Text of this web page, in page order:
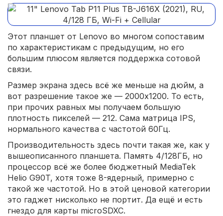
Этот планшет от Lenovo во многом сопоставим
по характеристикам с предыдущим, но его
большим плюсом является поддержка сотовой
связи.
Размер экрана здесь всё же меньше на дюйм, а
вот разрешение такое же — 2000x1200. То есть,
при прочих равных мы получаем большую
плотность пикселей — 212. Сама матрица IPS,
нормального качества с частотой 60Гц.
Производительность здесь почти такая же, как у
вышеописанного планшета. Память 4/128ГБ, но
процессор всё же более бюджетный MediaTek
Helio G90T, хотя тоже 8-ядерный, примерно с
такой же частотой. Но в этой ценовой категории
это гаджет нисколько не портит. Да ещё и есть
гнездо для карты microSDXC.